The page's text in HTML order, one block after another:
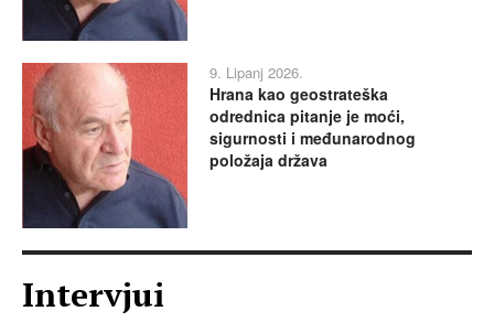
9. Lipanj 2026.
Hrana kao geostrateška
odrednica pitanje je moći,
sigurnosti i međunarodnog
položaja država
Intervjui